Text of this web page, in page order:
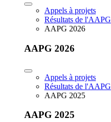
Appels à projets
Résultats de l'AAPG
AAPG 2026
AAPG 2026
Appels à projets
Résultats de l'AAPG
AAPG 2025
AAPG 2025